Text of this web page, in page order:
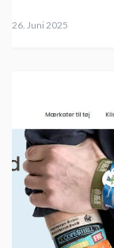
26. Juni 2025